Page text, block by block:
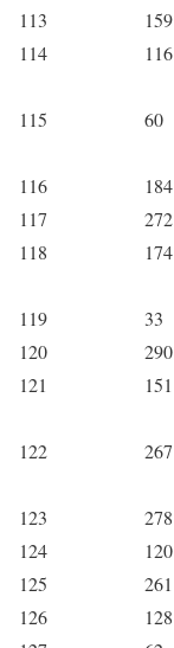
113
159
114
116
115
60
116
184
117
272
118
174
119
33
120
290
121
151
122
267
123
278
124
120
125
261
126
128